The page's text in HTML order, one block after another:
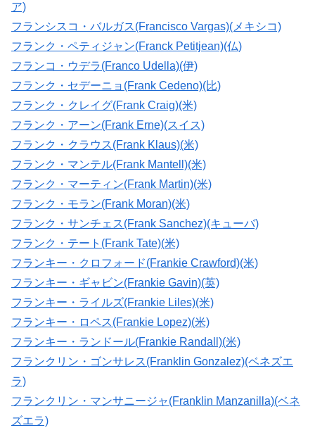
ア)
フランシスコ・バルガス(Francisco Vargas)(メキシコ)
フランク・ペティジャン(Franck Petitjean)(仏)
フランコ・ウデラ(Franco Udella)(伊)
フランク・セデーニョ(Frank Cedeno)(比)
フランク・クレイグ(Frank Craig)(米)
フランク・アーン(Frank Erne)(スイス)
フランク・クラウス(Frank Klaus)(米)
フランク・マンテル(Frank Mantell)(米)
フランク・マーティン(Frank Martin)(米)
フランク・モラン(Frank Moran)(米)
フランク・サンチェス(Frank Sanchez)(キューバ)
フランク・テート(Frank Tate)(米)
フランキー・クロフォード(Frankie Crawford)(米)
フランキー・ギャビン(Frankie Gavin)(英)
フランキー・ライルズ(Frankie Liles)(米)
フランキー・ロペス(Frankie Lopez)(米)
フランキー・ランドール(Frankie Randall)(米)
フランクリン・ゴンサレス(Franklin Gonzalez)(ベネズエ
ラ)
フランクリン・マンサニージャ(Franklin Manzanilla)(ベネ
ズエラ)